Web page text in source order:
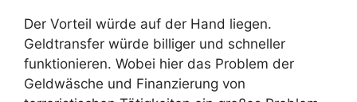
Der Vorteil würde auf der Hand liegen.
Geldtransfer würde billiger und schneller
funktionieren. Wobei hier das Problem der
Geldwäsche und Finanzierung von